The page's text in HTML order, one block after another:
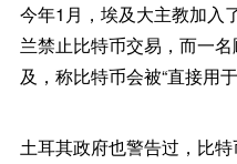
今年1月，埃及大主教加入
兰禁止比特币交易，而一
及，称比特币会被“直接用于
土耳其政府也警告过，比